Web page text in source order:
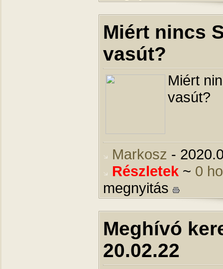
Miért nincs
vasút?
Miért
vasút?
Markosz -
Részletek ~ 0
megnyitás
Meghívó
20.02.22